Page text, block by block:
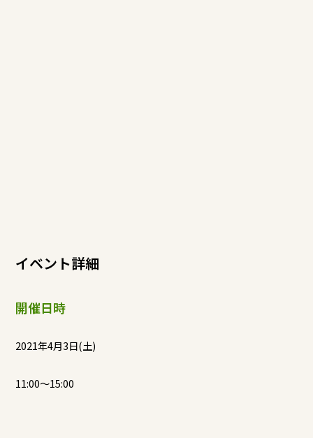
イベント詳細
開催日時
2021年4月3日(土)
11:00～15:00